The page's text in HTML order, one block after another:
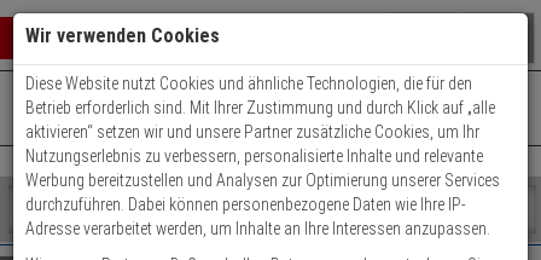
Warenkorb schließen
0 ARTIKEL IM WARENKORB
Ihr Warenkorb ist momentan leer.
Ergebnisse ()
Fertig
Shop
durchsuchen
Bitte
Es
+49 (0)821 899 493-0Mo. - Do.: 8:00 - 16:30 | Fr.: 8:00 - 14:00 Uhr
Kontaktservice nutzen
Wir verwenden Cookies
Diese Website nutzt Cookies und ähnliche Technologien, die für den
Betrieb erforderlich sind. Mit Ihrer Zustimmung und durch Klick auf „alle
aktivieren“ setzen wir und unsere Partner zusätzliche Cookies, um Ihr
Nutzungserlebnis zu verbessern, personalisierte Inhalte und relevante
Werbung bereitzustellen und Analysen zur Optimierung unserer Services
durchzuführen. Dabei können personenbezogene Daten wie Ihre IP-
Adresse verarbeitet werden, um Inhalte an Ihre Interessen anzupassen.